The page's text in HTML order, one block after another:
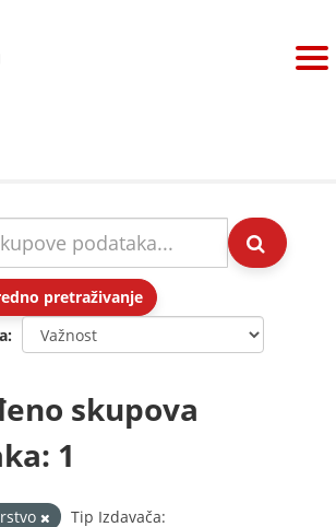
pretraživanje
skupova
1
Tip Izdavača: